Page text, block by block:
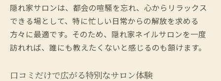
隠れ家サロンは、都会の喧騒を忘れ、心からリラックス
できる場として、特に忙しい日常からの解放を求める
方々に最適です。そのため、隠れ家ネイルサロンを一度
訪れれば、誰にも教えたくないと感じるのも頷けます。
口コミだけで広がる特別なサロン体験